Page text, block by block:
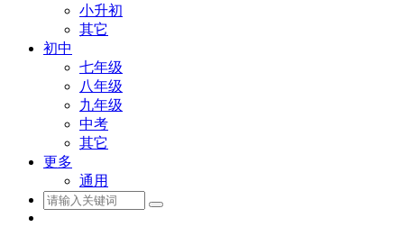
小升初
其它
初中
七年级
八年级
九年级
中考
其它
更多
通用